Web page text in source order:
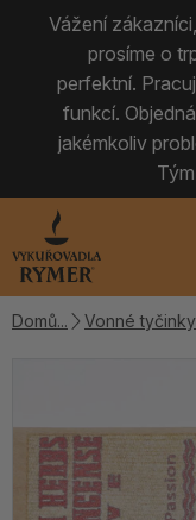
Vážení
prosíme o
perfektní.
funkcí.
jakémkoliv
Domů Vonné